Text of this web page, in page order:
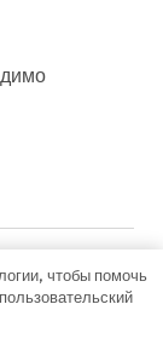
чтобы помочь